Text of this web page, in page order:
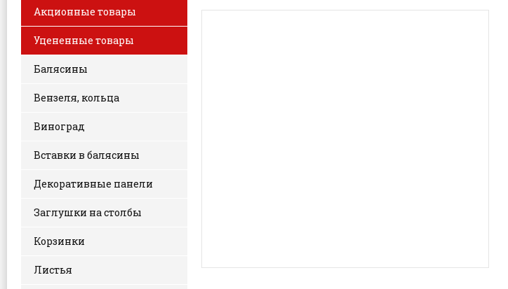
Акционные товары
Уцененные товары
Балясины
Вензеля, кольца
Виноград
Вставки в балясины
Декоративные панели
Заглушки на столбы
Корзинки
Листья